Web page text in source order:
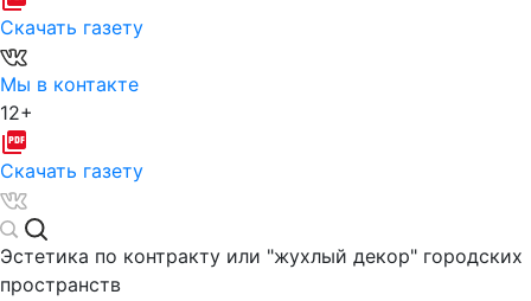
Скачать газету
Мы в контакте
12+
Скачать газету
Эстетика по контракту или "жухлый декор" городских
пространств